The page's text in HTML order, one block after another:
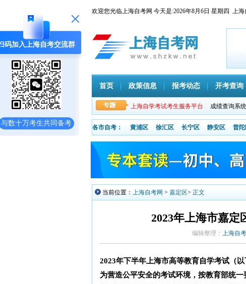
码加入上海自考交流群
与数十万考生共同备考
欢迎您光临上海自考网 今天是:2026年8月6日 星期四 上
首页 政策信息 报考动态 开考查询
上海自学考试考生服务平台 成绩查询系统
各市自考： 黄浦区 徐汇区 长宁区 静安区 普
当前位置： 上海自考网 > 嘉定区> 正文
2023年上海市嘉定
编辑整理： 上海自
2023年下半年上海市高等教育自学考试（
为营造公平安全的考试环境，按教育部统